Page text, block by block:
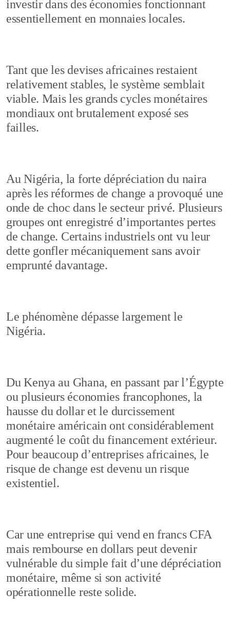
investir dans des économies fonctionnant
essentiellement en monnaies locales.
Tant que les devises africaines restaient
relativement stables, le système semblait
viable. Mais les grands cycles monétaires
mondiaux ont brutalement exposé ses
failles.
Au Nigéria, la forte dépréciation du naira
après les réformes de change a provoqué une
onde de choc dans le secteur privé. Plusieurs
groupes ont enregistré d’importantes pertes
de change. Certains industriels ont vu leur
dette gonfler mécaniquement sans avoir
emprunté davantage.
Le phénomène dépasse largement le
Nigéria.
Du Kenya au Ghana, en passant par l’Égypte
ou plusieurs économies francophones, la
hausse du dollar et le durcissement
monétaire américain ont considérablement
augmenté le coût du financement extérieur.
Pour beaucoup d’entreprises africaines, le
risque de change est devenu un risque
existentiel.
Car une entreprise qui vend en francs CFA
mais rembourse en dollars peut devenir
vulnérable du simple fait d’une dépréciation
monétaire, même si son activité
opérationnelle reste solide.